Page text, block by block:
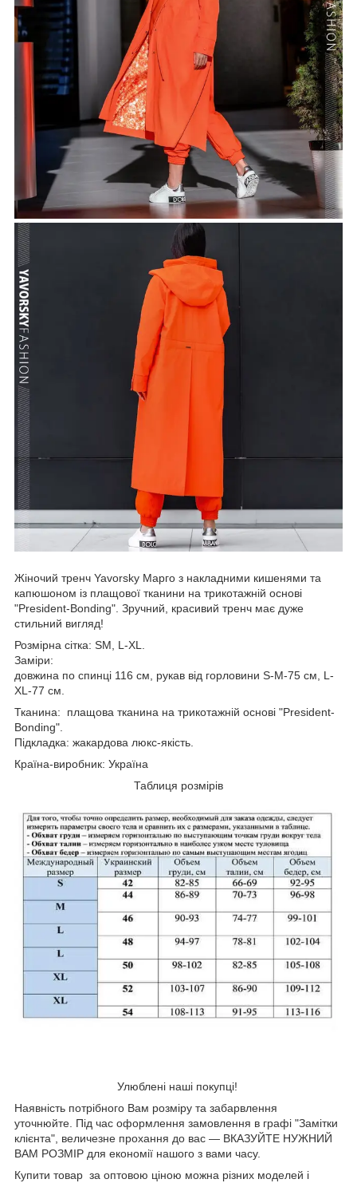
Жіночий тренч Yavorsky Марго з накладними кишенями та
капюшоном із плащової тканини на трикотажній основі
"President-Bonding". Зручний, красивий тренч має дуже
стильний вигляд!
Розмірна сітка: SM, L-XL.
Заміри:
довжина по спинці 116 см, рукав від горловини S-M-75 см, L-
XL-77 см.
Тканина: плащова тканина на трикотажній основі "President-
Bonding".
Підкладка: жакардова люкс-якість.
Країна-виробник: Україна
Таблиця розмірів
Улюблені наші покупці!
Наявність потрібного Вам розміру та забарвлення
уточнюйте. Під час оформлення замовлення в графі "Замітки
клієнта", величезне прохання до вас — ВКАЗУЙТЕ НУЖНИЙ
ВАМ РОЗМІР для економії нашого з вами часу.
Купити товар за оптовою ціною можна різних моделей і